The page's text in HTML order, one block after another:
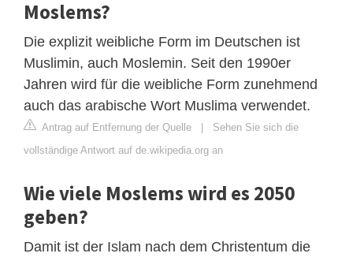
Moslems?
Die explizit weibliche Form im Deutschen ist
Muslimin, auch Moslemin. Seit den 1990er
Jahren wird für die weibliche Form zunehmend
auch das arabische Wort Muslima verwendet.
Antrag auf Entfernung der Quelle | Sehen Sie sich die
vollständige Antwort auf de.wikipedia.org an
Wie viele Moslems wird es 2050
geben?
Damit ist der Islam nach dem Christentum die